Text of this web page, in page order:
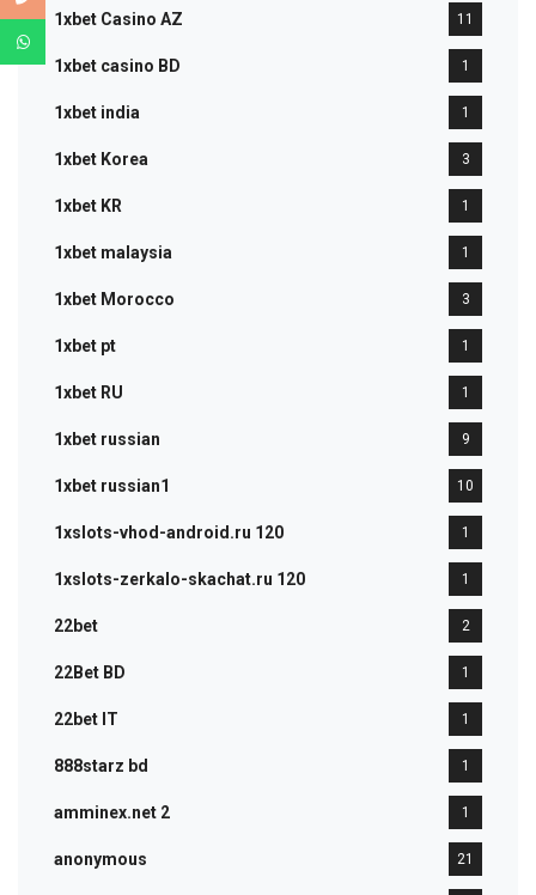
1xbet Casino AZ 11
1xbet casino BD 1
1xbet india 1
1xbet Korea 3
1xbet KR 1
1xbet malaysia 1
1xbet Morocco 3
1xbet pt 1
1xbet RU 1
1xbet russian 9
1xbet russian1 10
1xslots-vhod-android.ru 120 1
1xslots-zerkalo-skachat.ru 120 1
22bet 2
22Bet BD 1
22bet IT 1
888starz bd 1
amminex.net 2 1
anonymous 21